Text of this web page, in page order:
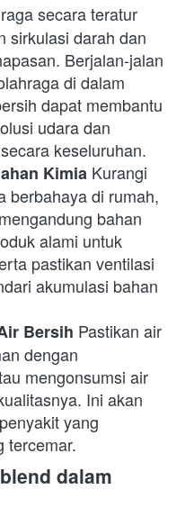
secara teratur
sirkulasi darah dan
Berjalan-jalan
di dalam
dapat membantu
udara dan
keseluruhan.
Kimia Kurangi
berbahaya di rumah,
bahan
alami untuk
pastikan ventilasi
akumulasi bahan
Bersih Pastikan air
dengan
mengonsumsi air
Ini akan
yang
tercemar.
dalam